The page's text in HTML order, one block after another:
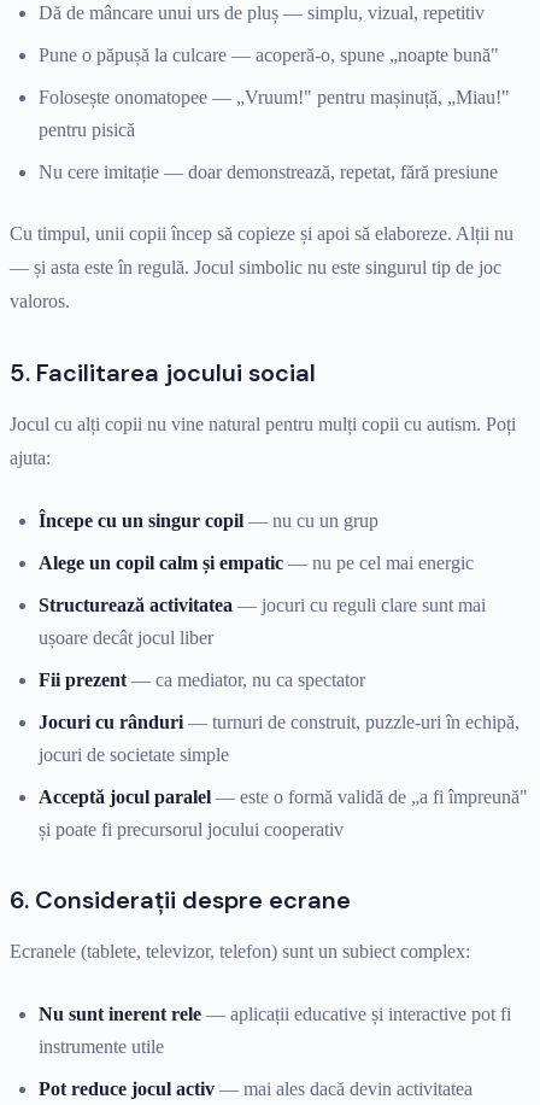
Dă de mâncare unui urs de pluș — simplu, vizual, repetitiv
Pune o păpușă la culcare — acoperă-o, spune „noapte bună"
Folosește onomatopee — „Vruum!" pentru mașinuță, „Miau!"
pentru pisică
Nu cere imitație — doar demonstrează, repetat, fără presiune
Cu timpul, unii copii încep să copieze și apoi să elaboreze. Alții nu
— și asta este în regulă. Jocul simbolic nu este singurul tip de joc
valoros.
5. Facilitarea jocului social
Jocul cu alți copii nu vine natural pentru mulți copii cu autism. Poți
ajuta:
Începe cu un singur copil — nu cu un grup
Alege un copil calm și empatic — nu pe cel mai energic
Structurează activitatea — jocuri cu reguli clare sunt mai
ușoare decât jocul liber
Fii prezent — ca mediator, nu ca spectator
Jocuri cu rânduri — turnuri de construit, puzzle-uri în echipă,
jocuri de societate simple
Acceptă jocul paralel — este o formă validă de „a fi împreună"
și poate fi precursorul jocului cooperativ
6. Considerații despre ecrane
Ecranele (tablete, televizor, telefon) sunt un subiect complex:
Nu sunt inerent rele — aplicații educative și interactive pot fi
instrumente utile
Pot reduce jocul activ — mai ales dacă devin activitatea